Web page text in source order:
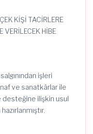
KİŞİ TACİRLERE
VERİLECEK HİBE
işleri
ve sanatkârlar ile
ilişkin usul